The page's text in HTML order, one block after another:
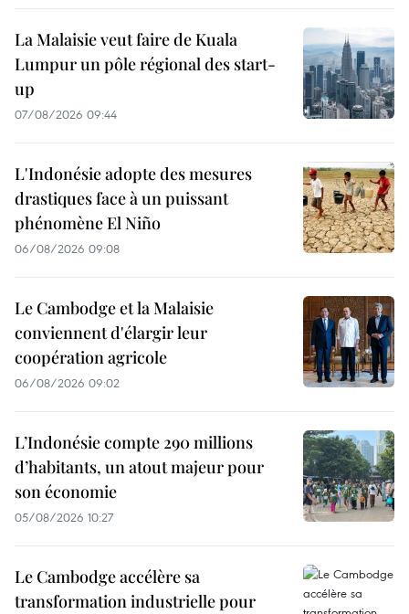
La Malaisie veut faire de Kuala
Lumpur un pôle régional des start-
up
07/08/2026 09:44
L'Indonésie adopte des mesures
drastiques face à un puissant
phénomène El Niño
06/08/2026 09:08
Le Cambodge et la Malaisie
conviennent d'élargir leur
coopération agricole
06/08/2026 09:02
L’Indonésie compte 290 millions
d’habitants, un atout majeur pour
son économie
05/08/2026 10:27
Le Cambodge accélère sa
transformation industrielle pour